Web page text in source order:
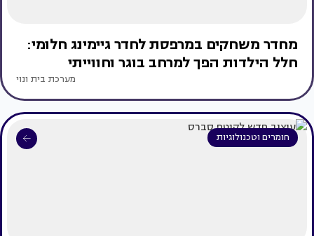
מחדר משחקים במרפסת לחדר גיימינג חלומי:
חלל הילדות הפך למרחב בוגר וחווייתי
מערכת בית ונוי
חומרים וטכנולוגיות